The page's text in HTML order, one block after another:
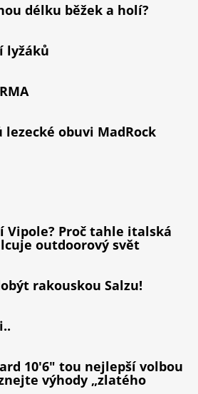
délku běžek a holí?
lyžáků
obuvi MadRock
Vipole? Proč tahle italská
outdoorový svět
rakouskou Salzu!
10'6" tou nejlepší volbou
výhody „zlatého